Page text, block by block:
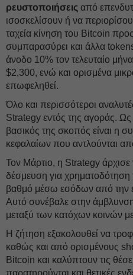
ρευστοποιήσεις από
ισοσκελίσουν ή να
ταχεία κίνηση του Bitcoin
συμπαρασύρει και άλλα
άνοδο 10% τον τελευταίο
$2,300, ενώ και ορισμένα
επωφεληθεί.
Όλο και περισσότεροι
Strategy εντός της αγοράς.
βασικός της σκοπός είναι η
κεφαλαίων που αντλούνται
Τον Μάρτιο, η Strategy άρχισε
δέσμευση για
βαθμό μέσω εσόδων από την
Αυτό συνέβαλε στην
μεταξύ των κατόχων κοινών
Η ζήτηση εξακολουθεί να
καθώς και από ορισμένους
Bitcoin και καλύπτουν τις
παρατηρούνται και θετικές